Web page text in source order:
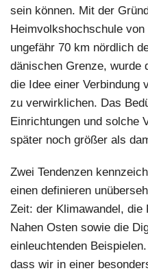
sein können. Mit der
Heimvolkshochschule
ungefähr 70 km nördlich
dänischen Grenze, wurde
die Idee einer Verbindung
zu verwirklichen. Das
Einrichtungen und solche
später noch größer als
Zwei Tendenzen
einen definieren
Zeit: der Klimawandel, die
Nahen Osten sowie die
einleuchtenden
dass wir in einer